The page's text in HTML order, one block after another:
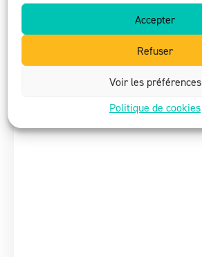
Accepter
Refuser
Voir les préférences
Politique de cookies